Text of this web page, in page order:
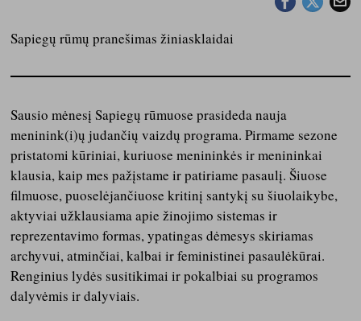
Sapiegų rūmų pranešimas žiniasklaidai
Sausio mėnesį Sapiegų rūmuose prasideda nauja
meninink(i)ų judančių vaizdų programa. Pirmame sezone
pristatomi kūriniai, kuriuose menininkės ir menininkai
klausia, kaip mes pažįstame ir patiriame pasaulį. Šiuose
filmuose, puoselėjančiuose kritinį santykį su šiuolaikybe,
aktyviai užklausiama apie žinojimo sistemas ir
reprezentavimo formas, ypatingas dėmesys skiriamas
archyvui, atminčiai, kalbai ir feministinei pasaulėkūrai.
Renginius lydės susitikimai ir pokalbiai su programos
dalyvėmis ir dalyviais.